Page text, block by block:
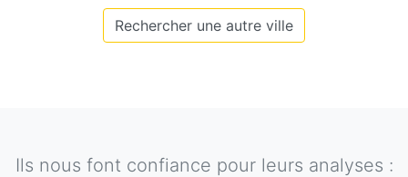
Rechercher une autre ville
Ils nous font confiance pour leurs analyses :